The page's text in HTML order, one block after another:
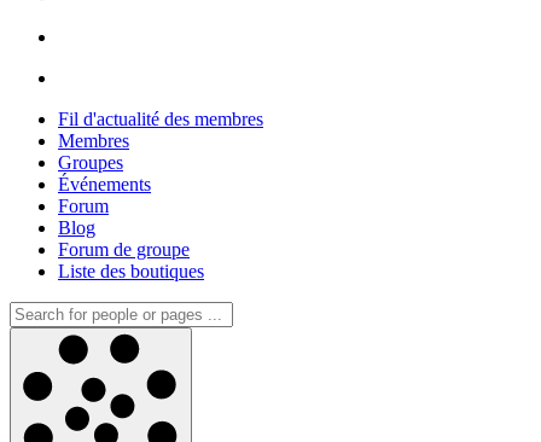
Fil d'actualité des membres
Membres
Groupes
Événements
Forum
Blog
Forum de groupe
Liste des boutiques